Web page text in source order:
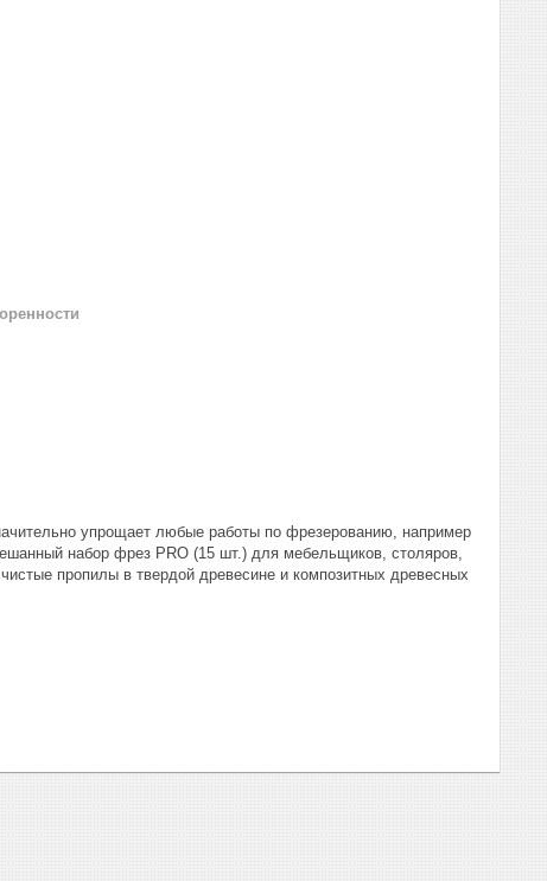
упрощает любые работы по фрезерованию, например
набор фрез PRO (15 шт.) для мебельщиков, столяров,
пропилы в твердой древесине и композитных древесных